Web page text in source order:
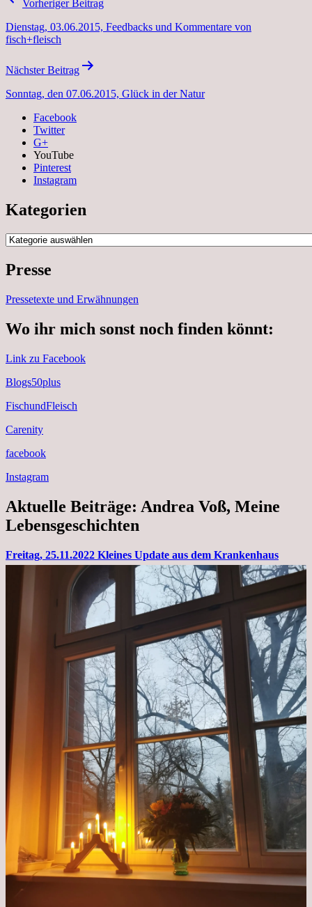
Vorheriger Beitrag
Dienstag, 03.06.2015, Feedbacks und Kommentare von
fisch+fleisch
Nächster Beitrag
Sonntag, den 07.06.2015, Glück in der Natur
Facebook
Twitter
G+
YouTube
Pinterest
Instagram
Kategorien
Kategorien
Presse
Pressetexte und Erwähnungen
Wo ihr mich sonst noch finden könnt:
Link zu Facebook
Blogs50plus
FischundFleisch
Carenity
facebook
Instagram
Aktuelle Beiträge: Andrea Voß, Meine
Lebensgeschichten
Freitag, 25.11.2022 Kleines Update aus dem Krankenhaus